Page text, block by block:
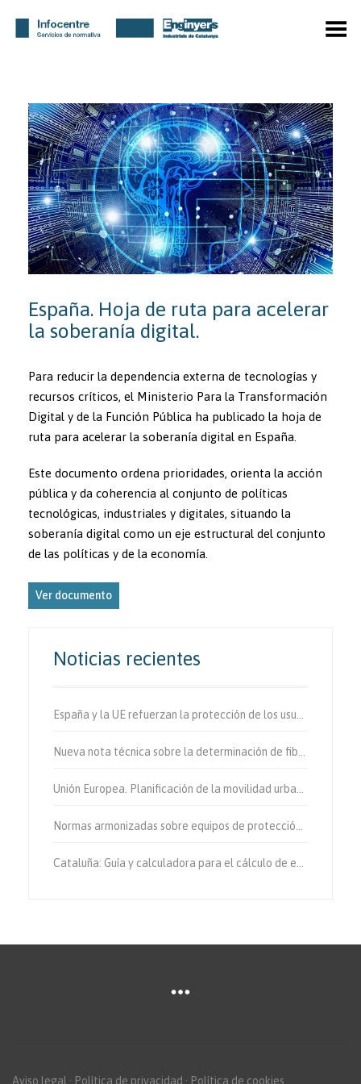
Menú
España. Hoja de ruta para acelerar
la soberanía digital.
Para reducir la dependencia externa de tecnologías y
recursos críticos, el Ministerio Para la Transformación
Digital y de la Función Pública ha publicado la hoja de
ruta para acelerar la soberanía digital en España.
Este documento ordena prioridades, orienta la acción
pública y da coherencia al conjunto de políticas
tecnológicas, industriales y digitales, situando la
soberanía digital como un eje estructural del conjunto
de las políticas y de la economía.
Ver documento
Noticias recientes
Aviso legal · Política de privacidad · Política de cookies